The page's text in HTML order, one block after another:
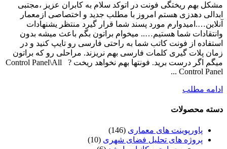
مشکل بهم ریختگی فونت در اتوکد سلام به کابران عزیز ،مجتبی
ابدالی دهدزی هستم امروز با مطلب جدید و اختصاصی ازمعمار
آنلاین….امیدوارم مورد پسند شما قرار گیرد منتظر یشنهادات
وانتقادات شما هستیم….. میخوام براتون بگم باعث میشه بدون
استفاده از فونت کاتب شما به راحتی فارسی رو تایپ کنید و در
زمان پلات گیری کلمات فارسی بهم نریزند. مراحلی رو که براتون
میگم اگر درست برید. فونتها بهم نخواهد ریخت ? Control Panel\All
Control Panel ...
ادامه مطلب
دسته محصولات
پاورپوینت های معماری (146)
پروژه های تحلیل فضای شهری (10)